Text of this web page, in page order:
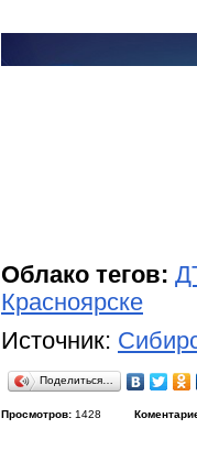
Облако тегов:
Красноярске
Источник:
Поделиться…
Просмотров: 1428